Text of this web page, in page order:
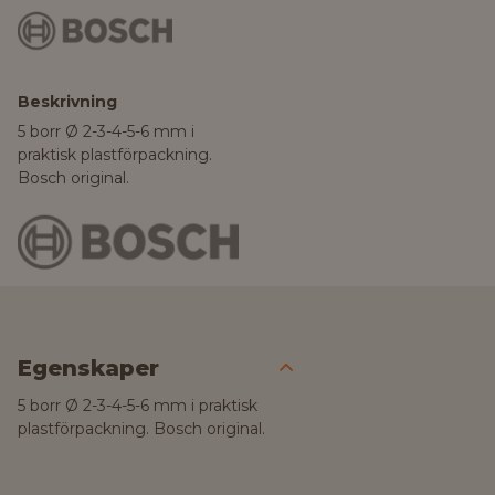
Beskrivning
5 borr Ø 2-3-4-5-6 mm i
praktisk plastförpackning.
Bosch original.
Egenskaper
5 borr Ø 2-3-4-5-6 mm i praktisk
plastförpackning. Bosch original.